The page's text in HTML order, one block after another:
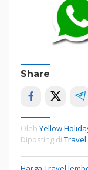
Share
Oleh Yellow
Diposting di Travel